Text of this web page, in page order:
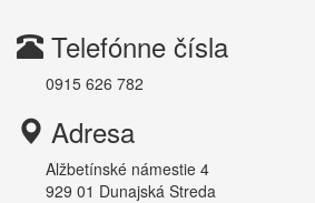
Telefónne čísla
0915 626 782
Adresa
Alžbetínské námestie 4
929 01 Dunajská Streda